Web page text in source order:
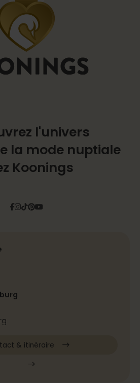
l'univers
la mode nuptiale
Koonings
Facebook
Instagram
Tiktok
Pinterest
YouTube
& itinéraire